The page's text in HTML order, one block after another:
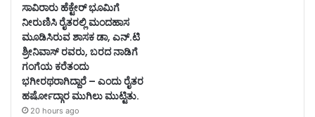
ಸಾವಿರಾರು ಹೆಕ್ಟೇರ್ ಭೂಮಿಗೆ
ನೀರುಣಿಸಿ ರೈತರಲ್ಲಿ ಮಂದಹಾಸ
ಮೂಡಿಸಿರುವ ಶಾಸಕ ಡಾ, ಎನ್.ಟಿ
ಶ್ರೀನಿವಾಸ್ ರವರು, ಬರದ ನಾಡಿಗೆ
ಗಂಗೆಯ ಕರೆತಂದು
ಭಗೀರಥರಾಗಿದ್ದಾರೆ – ಎಂದು ರೈತರ
ಹರ್ಷೋದ್ಗಾರ ಮುಗಿಲು ಮುಟ್ಟಿತು.
20 hours ago